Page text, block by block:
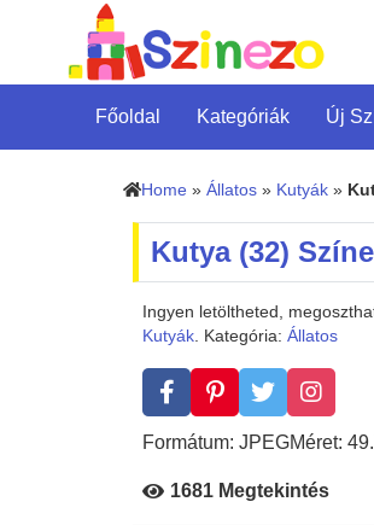
Főoldal Kategóriák Új
Home » Állatos » Kutyák »
Kutya (32)
Ingyen letöltheted,
Kutyák. Kategória: Állatos
Formátum: JPEGMéret:
1681 Megtekintés